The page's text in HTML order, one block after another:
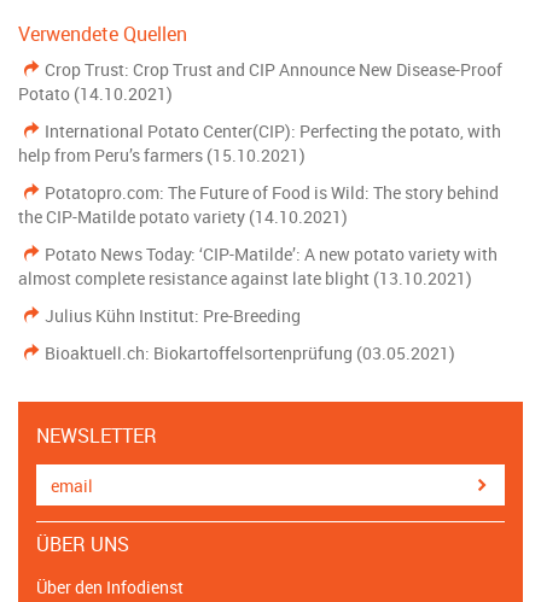
Verwendete Quellen
Crop Trust: Crop Trust and CIP Announce New Disease-Proof
Potato (14.10.2021)
International Potato Center(CIP): Perfecting the potato, with
help from Peru’s farmers (15.10.2021)
Potatopro.com: The Future of Food is Wild: The story behind
the CIP-Matilde potato variety (14.10.2021)
Potato News Today: ‘CIP-Matilde’: A new potato variety with
almost complete resistance against late blight (13.10.2021)
Julius Kühn Institut: Pre-Breeding
Bioaktuell.ch: Biokartoffelsortenprüfung (03.05.2021)
NEWSLETTER
ÜBER UNS
Über den Infodienst